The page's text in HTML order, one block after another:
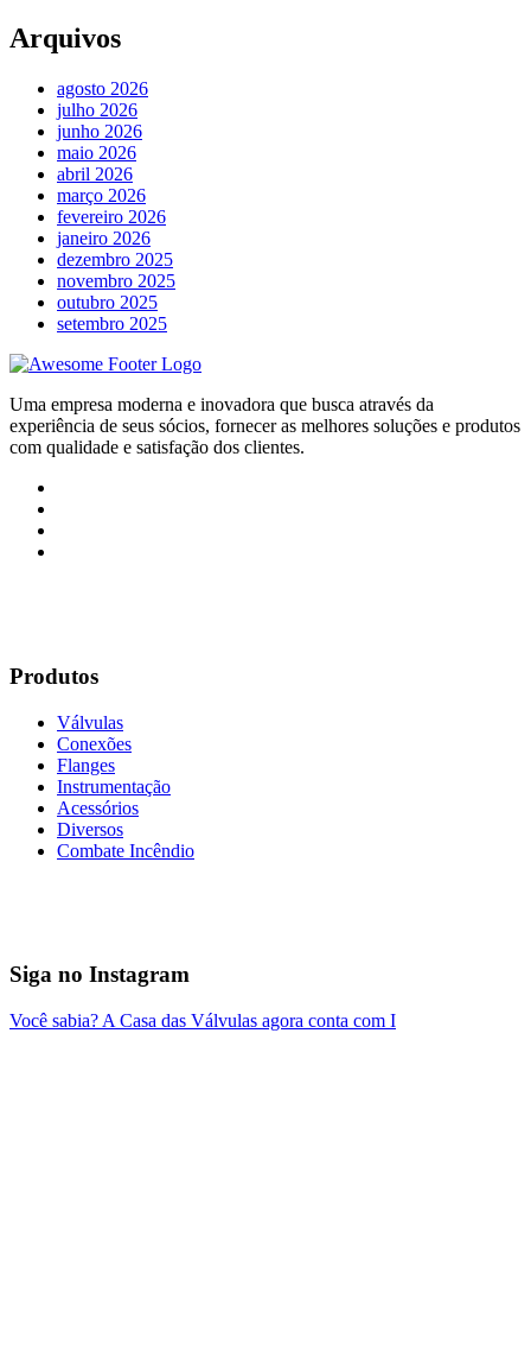
Arquivos
agosto 2026
julho 2026
junho 2026
maio 2026
abril 2026
março 2026
fevereiro 2026
janeiro 2026
dezembro 2025
novembro 2025
outubro 2025
setembro 2025
Uma empresa moderna e inovadora que busca através da
experiência de seus sócios, fornecer as melhores soluções e produtos
com qualidade e satisfação dos clientes.
Produtos
Válvulas
Conexões
Flanges
Instrumentação
Acessórios
Diversos
Combate Incêndio
Siga no Instagram
Você sabia? A Casa das Válvulas agora conta com I